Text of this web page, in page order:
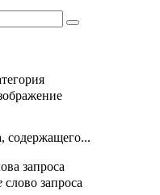
содержащего...
запроса
слово запроса